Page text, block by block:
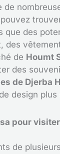
de
que des
des
de Houmt
des
de Djerba
design
pour
de